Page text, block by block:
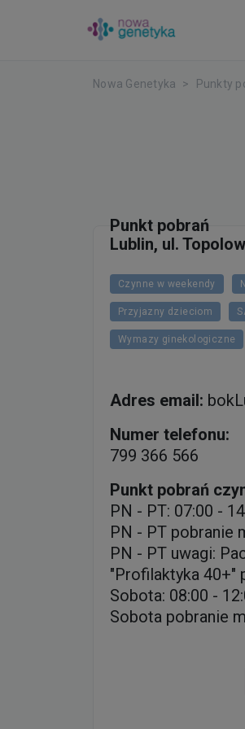
Nowa Genetyka Punkty
Punkt pobrań
Lublin, ul.
Czynne w weekendy
Przyjazny dzieciom
Wymazy ginekologiczne
Adres email:
Numer telefonu:
799 366 566
Punkt pobrań
PN - PT: 07:00 -
PN - PT pobranie
PN - PT uwagi:
"Profilaktyka 40+"
Sobota: 08:00 -
Sobota pobranie